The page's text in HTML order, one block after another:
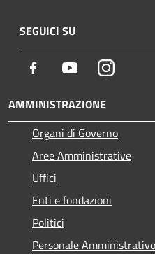
SEGUICI SU
Facebook YoutubeInstagram
AMMINISTRAZIONE
Organi di Governo
Aree Amministrative
Uffici
Enti e fondazioni
Politici
Personale Amministrativo